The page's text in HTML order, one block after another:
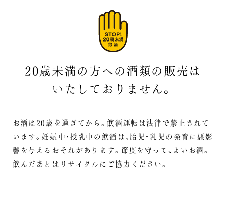
20歳未満の方への酒類の販売は
いたしておりません。
お酒は20歳を過ぎてから。飲酒運転は法律で禁止されて
います。 妊娠中・授乳中の飲酒は、胎児・乳児の発育に悪影
響を与えるおそれがあります。 節度を守って、よいお酒。
飲んだあとはリサイクルにご協力ください。